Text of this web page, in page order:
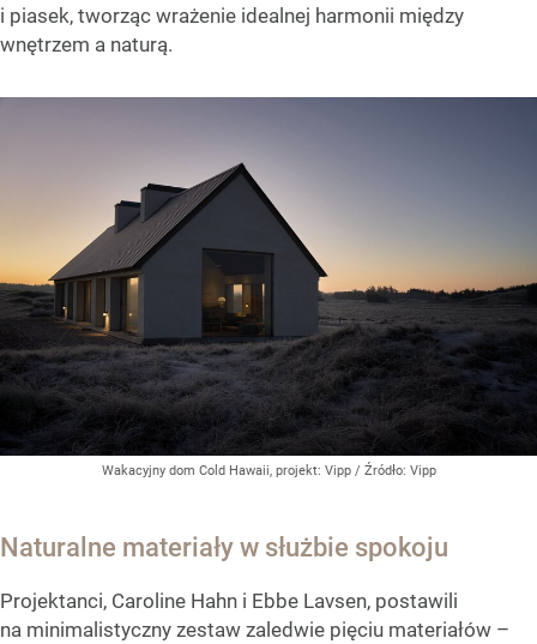
i piasek, tworząc wrażenie idealnej harmonii między
wnętrzem a naturą.
Wakacyjny dom Cold Hawaii, projekt: Vipp / Źródło: Vipp
Naturalne materiały w służbie spokoju
Projektanci, Caroline Hahn i Ebbe Lavsen, postawili
na minimalistyczny zestaw zaledwie pięciu materiałów –